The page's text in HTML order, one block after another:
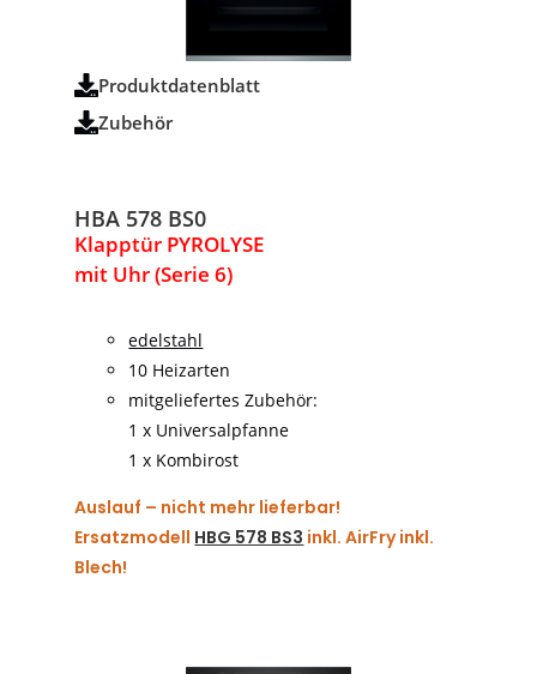
Produktdatenblatt
Zubehör
HBA 578 BS0
Klapptür PYROLYSE
mit Uhr (Serie 6)
edelstahl
10 Heizarten
mitgeliefertes Zubehör:
1 x Universalpfanne
1 x Kombirost
Auslauf – nicht mehr lieferbar!
Ersatzmodell HBG 578 BS3 inkl. AirFry inkl.
Blech!